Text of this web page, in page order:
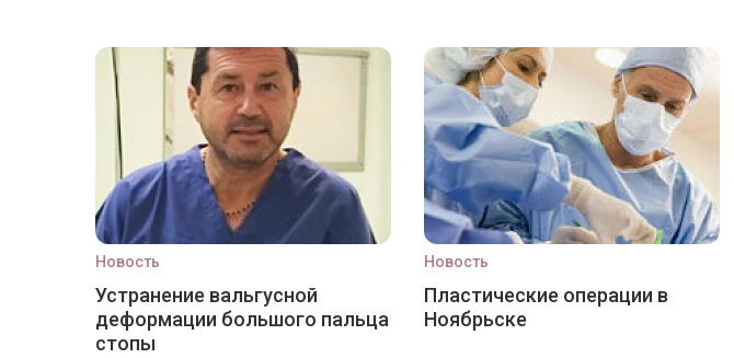
Новость
Устранение вальгусной
деформации большого пальца
стопы
Новость
Пластические операции в
Ноябрьске